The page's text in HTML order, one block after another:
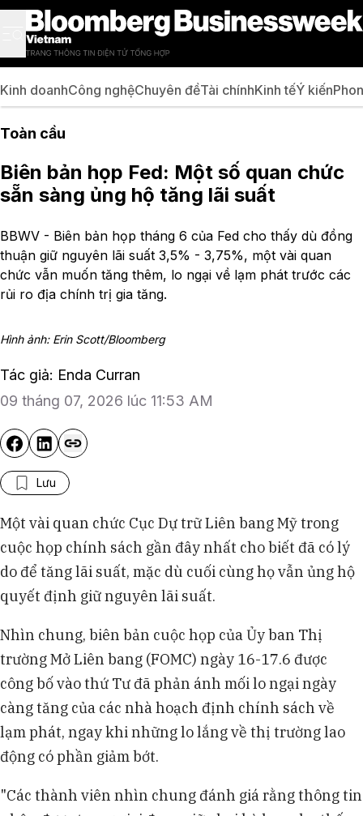
Kinh doanhCông nghệChuyên đềTài chínhKinh tếÝ kiến
Toàn cầu
Biên bản họp Fed: Một số quan chức
sẵn sàng ủng hộ tăng lãi suất
BBWV - Biên bản họp tháng 6 của Fed cho thấy dù đồng
thuận giữ nguyên lãi suất 3,5% - 3,75%, một vài quan
chức vẫn muốn tăng thêm, lo ngại về lạm phát trước các
rủi ro địa chính trị gia tăng.
Hình ảnh: Erin Scott/Bloomberg
Tác giả: Enda Curran
09 tháng 07, 2026 lúc 11:53 AM
Lưu
Một vài quan chức Cục Dự trữ Liên bang Mỹ trong
cuộc họp chính sách gần đây nhất cho biết đã có lý
do để tăng lãi suất, mặc dù cuối cùng họ vẫn ủng hộ
quyết định giữ nguyên lãi suất.
Nhìn chung, biên bản cuộc họp của Ủy ban Thị
trường Mở Liên bang (FOMC) ngày 16-17.6 được
công bố vào thứ Tư đã phản ánh mối lo ngại ngày
càng tăng của các nhà hoạch định chính sách về
lạm phát, ngay khi những lo lắng về thị trường lao
động có phần giảm bớt.
"Các thành viên nhìn chung đánh giá rằng thông tin